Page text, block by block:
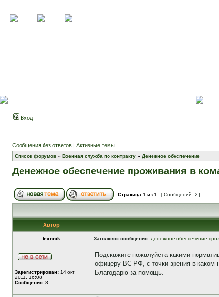
Вход
Сообщения без ответов | Активные темы
Список форумов » Военная служба по контракту » Денежное обеспечение
Денежное обеспечение проживания в
Страница 1 из 1 [ Сообщений: 2 ]
Автор
texnnik Заголовок сообщения: Денежное обеспечение
Зарегистрирован: 14 окт
2011, 16:08
Сообщения: 8
Подскажите пожалуйста какими
офицеру ВС РФ, с точки зрения в каком
Благодарю за помощь.